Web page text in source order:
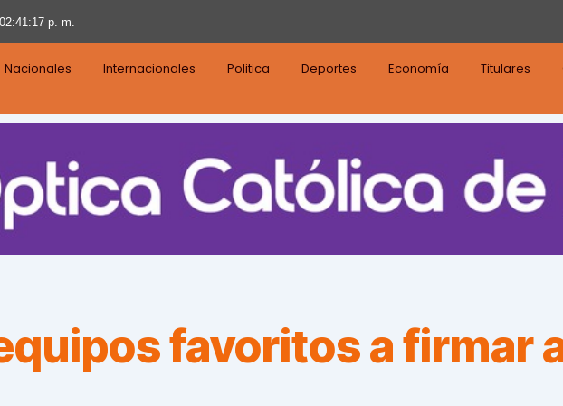
p. m.
Nacionales Internacionales Politica Deportes Economía Titulares
favoritos a firmar